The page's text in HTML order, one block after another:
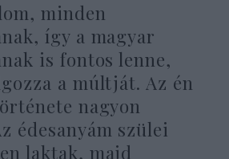
minden
így a magyar
is fontos lenne,
a múltját. Az én
nagyon
édesanyám szülei
laktak, majd